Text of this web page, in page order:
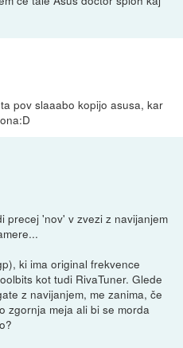
pov slaaabo kopijo asusa, kar
precej 'nov' v zvezi z navijanjem
ki ima original frekvence
kot tudi RivaTuner. Glede
z navijanjem, me zanima, če
zgornja meja ali bi se morda